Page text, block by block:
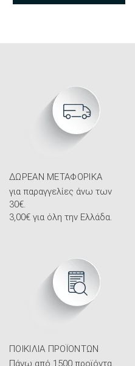
ΔΩΡΕΆΝ ΜΕΤΑΦΟΡΙΚΆ
για παραγγελίες άνω των
30€.
3,00€ για όλη την Ελλάδα.
ΠΟΙΚΙΛΊΑ ΠΡΟΪΌΝΤΩΝ